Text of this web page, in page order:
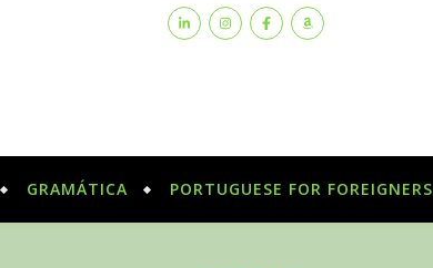
GRAMÁTICA PORTUGUESE FOR FOREIGNERS